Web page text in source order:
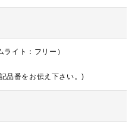
イト：フリー）
品番をお伝え下さい。)